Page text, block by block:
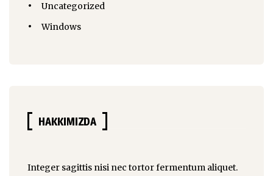
Uncategorized
Windows
HAKKIMIZDA
Integer sagittis nisi nec tortor fermentum aliquet.